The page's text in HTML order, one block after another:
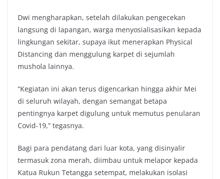
Dwi mengharapkan, setelah dilakukan pengecekan
langsung di lapangan, warga menyosialisasikan kepada
lingkungan sekitar, supaya ikut menerapkan Physical
Distancing dan menggulung karpet di sejumlah
mushola lainnya.
“Kegiatan ini akan terus digencarkan hingga akhir Mei
di seluruh wilayah, dengan semangat betapa
pentingnya karpet digulung untuk memutus penularan
Covid-19,” tegasnya.
Bagi para pendatang dari luar kota, yang disinyalir
termasuk zona merah, diimbau untuk melapor kepada
Katua Rukun Tetangga setempat, melakukan isolasi